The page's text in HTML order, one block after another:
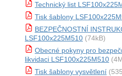
Technický list
Tisk šablony
BEZPEČNOSTNÍ
LSF100x225M510 (74kB)
Obecné pokyny pro
likvidaci LSF100x225M510
Tisk šablony vysvětlení